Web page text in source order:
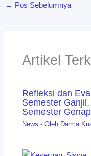
← Pos Sebelumnya
Artikel
Refleksi dan
Semester
Semester Genap
News - Oleh Darma